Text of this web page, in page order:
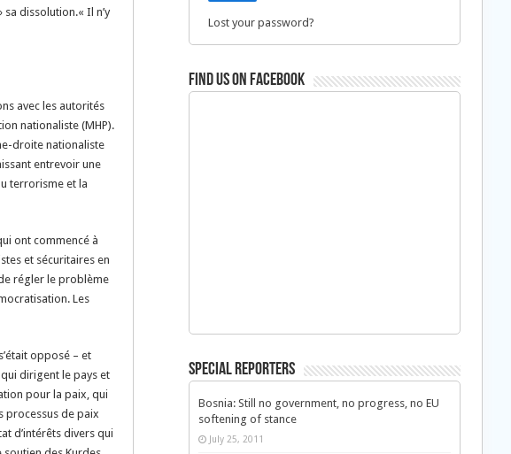
sa dissolution.« Il n’y
avec les autorités
nationaliste (MHP).
droite nationaliste
entrevoir une
terrorisme et la
ont commencé à
et sécuritaires en
régler le problème
Les
opposé – et
dirigent le pays et
pour la paix, qui
processus de paix
d’intérêts divers qui
Lost your password?
Find us on Facebook
Special Reporters
Bosnia: Still no government, no progress, no EU
softening of stance
July 25, 2011